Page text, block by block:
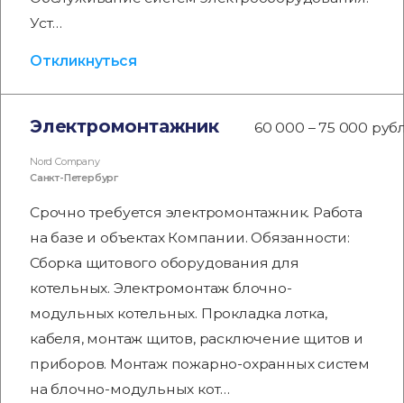
Уст…
Откликнуться
Электромонтажник 60 000 – 75 000
Nord Company
Санкт-Петербург
Срочно требуется электромонтажник. Работа
на базе и объектах Компании. Обязанности:
Сборка щитового оборудования для
котельных. Электромонтаж блочно-
модульных котельных. Прокладка лотка,
кабеля, монтаж щитов, расключение щитов и
приборов. Монтаж пожарно-охранных систем
на блочно-модульных кот…